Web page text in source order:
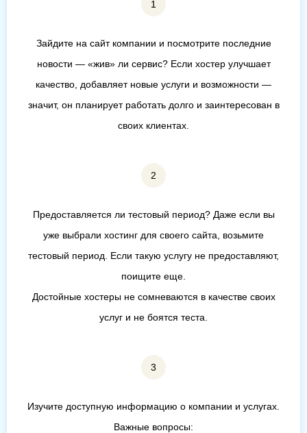
Зайдите на сайт компании и посмотрите последние
новости — «жив» ли сервис? Если хостер улучшает
качество, добавляет новые услуги и возможности —
значит, он планирует работать долго и заинтересован в
своих клиентах.
Предоставляется ли тестовый период? Даже если вы
уже выбрали хостинг для своего сайта, возьмите
тестовый период. Если такую услугу не предоставляют,
поищите еще.
Достойные хостеры не сомневаются в качестве своих
услуг и не боятся теста.
Изучите доступную информацию о компании и услугах.
Важные вопросы: